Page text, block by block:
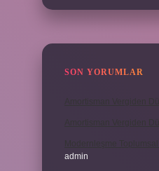
SON YORUMLAR
admin